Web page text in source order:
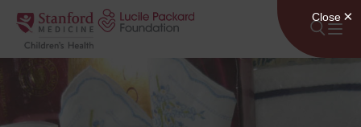
រំលងទៅមាតិកា